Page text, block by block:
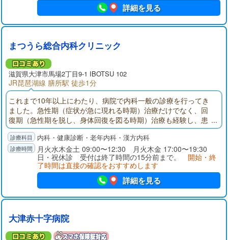
詳細を見る
まつうら総合内科クリニック
滋賀県大津市馬場2丁目9-1 IBOTSU 102
JR琵琶湖線 膳所駅 徒歩1分
これまで10年以上にわたり、病院で内科一般の診療を行ってき
ました。急性期（症状が急に現れる時期）治療だけでなく、回
復期（急性期を脱し、身体回復を図る時期）治療も経験し、患
者様の抱える疾患の治療のみならず、ADL（日常生活動作）やQ
OL（生活の質）改善のための生活指導や治療の重要性を痛感し
ております。お悩みのことがあれば、遠慮なく当クリニックに
お越し下さい。丁寧な説明を心掛け、治療内容を相談させて頂
内科・健康診断・老年内科・漢方内科
月火水木金土 09:00〜12:30 月火木金 17:00〜19:30
日・祝休診 受付は終了時間の15分前まで。 開始・終
了時間は直接の確認をおすすめします
詳細を見る
大津赤十字病院